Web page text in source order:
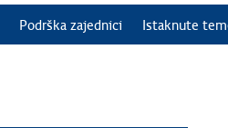
Podrška zajednici Istaknute